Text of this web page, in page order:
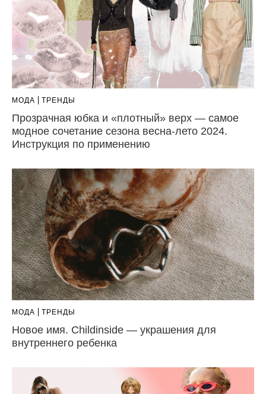
МОДА ТРЕНДЫ
Прозрачная юбка и «плотный» верх — самое
модное сочетание сезона весна-лето 2024.
Инструкция по применению
МОДА ТРЕНДЫ
Новое имя. Childinside — украшения для
внутреннего ребенка